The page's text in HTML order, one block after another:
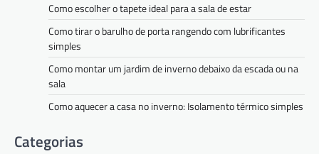
Como escolher o tapete ideal para a sala de estar
Como tirar o barulho de porta rangendo com lubrificantes
simples
Como montar um jardim de inverno debaixo da escada ou na
sala
Como aquecer a casa no inverno: Isolamento térmico simples
Categorias